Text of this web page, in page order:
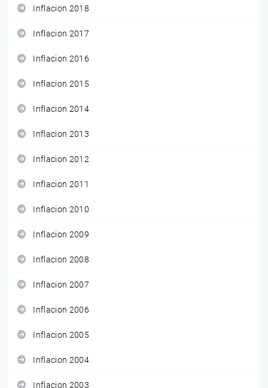
Inflacion 2018
Inflacion 2017
Inflacion 2016
Inflacion 2015
Inflacion 2014
Inflacion 2013
Inflacion 2012
Inflacion 2011
Inflacion 2010
Inflacion 2009
Inflacion 2008
Inflacion 2007
Inflacion 2006
Inflacion 2005
Inflacion 2004
Inflacion 2003